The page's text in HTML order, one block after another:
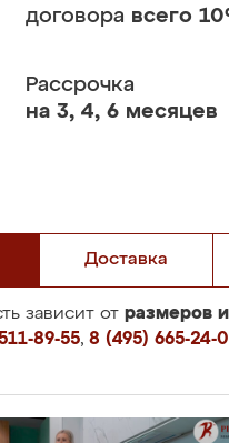
договора всего
Рассрочка
на 3, 4, 6 месяцев
Доставка
зависит от размеров
89-55, 8 (495) 665-24-